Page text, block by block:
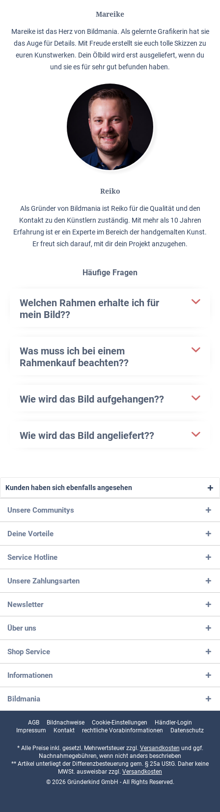
Mareike
Mareike ist das Herz von Bildmania. Als gelernte Grafikerin hat sie
das Auge für Details. Mit Freude erstellt sie euch tolle Skizzen zu
euren Kunstwerken. Dein Ölbild wird erst ausgeliefert, wenn du
und sie es für sehr gut befunden haben.
Reiko
Als Gründer von Bildmania ist Reiko für die Qualität und den
Kontakt zu den Künstlern zuständig. Mit mehr als 10 Jahren
Erfahrung ist er ein Experte im Bereich der handgemalten Kunst.
Er freut sich darauf, mit dir dein Projekt anzugehen.
Häufige Fragen
Welchen Rahmen erhalte ich für
mein Bild??
Was muss ich bei einem
Rahmenkauf beachten??
Wie wird das Bild aufgehangen??
Wie wird das Bild angeliefert??
Kunden haben sich ebenfalls angesehen
Unsere Communitys
Deine Vorteile
Service Hotline
Unsere Zahlungsarten
Newsletter
Über uns
Shop Service
Informationen
Bildmania
AGB Bildnachweise Cookie-Einstellungen
Händler-Login
Impressum
Kontakt rechtliche Vorabinformationen Datenschutz
* Alle Preise inkl. gesetzl. Mehrwertsteuer zzgl. Versandkosten und ggf.
Nachnahmegebühren, wenn nicht anders beschrieben
** Artikel unterliegt der Differenzbesteuerung gem. § 25a UStG. Daher keine
MWSt. ausweisbar zzgl. Versandkosten
© 2026 Gründerkind GmbH - All Rights Reserved.